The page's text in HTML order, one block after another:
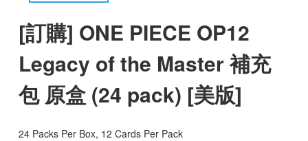
[訂購] ONE PIECE OP12
Legacy of the Master 補充
包 原盒 (24 pack) [美版]
24 Packs Per Box, 12 Cards Per Pack